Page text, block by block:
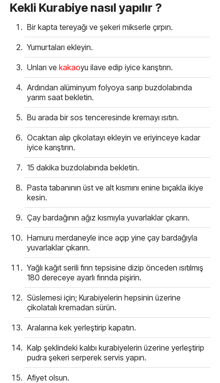
Kekli Kurabiye nasıl yapılır ?
Bir kapta tereyağı ve şekeri mikserle çırpın.
Yumurtaları ekleyin.
Unları ve kakaoyu ilave edip iyice karıştırın.
Ardından alüminyum folyoya sarıp buzdolabında
yarım saat bekletin.
Bu arada bir sos tenceresinde kremayı ısıtın.
Ocaktan alıp çikolatayı ekleyin ve eriyinceye kadar
iyice karıştırın.
15 dakika buzdolabında bekletin.
Pasta tabanının üst ve alt kısmını enine bıçakla ikiye
kesin.
Çay bardağının ağız kısmıyla yuvarlaklar çıkarın.
Hamuru merdaneyle ince açıp yine çay bardağıyla
yuvarlaklar çıkarın.
Yağlı kağıt serili fırın tepsisine dizip önceden ısıtılmış
180 dereceye ayarlı fırında pişirin.
Süslemesi için; Kurabiyelerin hepsinin üzerine
çikolatalı kremadan sürün.
Aralarına kek yerleştirip kapatın.
Kalp şeklindeki kalıbı kurabiyelerin üzerine yerleştirip
pudra şekeri serperek servis yapın.
Afiyet olsun.